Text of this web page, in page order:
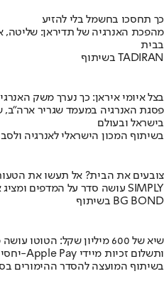
כך תחסכו בחשמל בלי להזיע
מהפכת האנרגיה של תדיראן: שליטה,
בבית
בשיתוף TADIRAN
בצל איומי איראן: כך נערך משק
פסגת האנרגיה במעמד שגריר ארה"ב,
בישראל ובעולם
בשיתוף המכון הישראלי לאנרגיה
צובעים את הבית? אל תעשו את
מומחה BG BOND עושה סדר על המדפים ומציג את מותג הצבע SIMPLY
בשיתוף BG BOND
שיא של 600 מיליון שקל: הטוטו עושה מהפיכה
יחסי הימור משופרים, הפקדות ב-Apple Pay ותשלום זכיות מיידי
בשיתוף המועצה להסדר ההימורים